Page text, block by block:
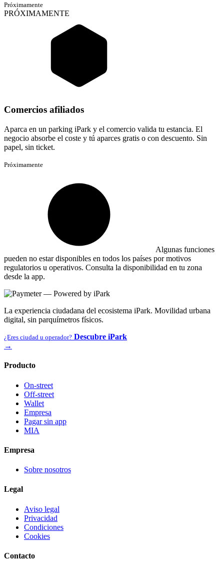
Próximamente
PRÓXIMAMENTE
Comercios afiliados
Aparca en un parking iPark y el comercio valida tu estancia. El
negocio absorbe el coste y tú aparces gratis o con descuento. Sin
papel, sin ticket.
Próximamente
Algunas funciones
pueden no estar disponibles en todos los países por motivos
regulatorios u operativos. Consulta la disponibilidad en tu zona
desde la app.
La experiencia ciudadana del ecosistema iPark. Movilidad urbana
digital, sin parquímetros físicos.
¿Eres ciudad u operador? Descubre iPark
→
Producto
On-street
Off-street
Wallet
Empresa
Pagar sin app
MIA
Empresa
Sobre nosotros
Legal
Aviso legal
Privacidad
Condiciones
Cookies
Contacto